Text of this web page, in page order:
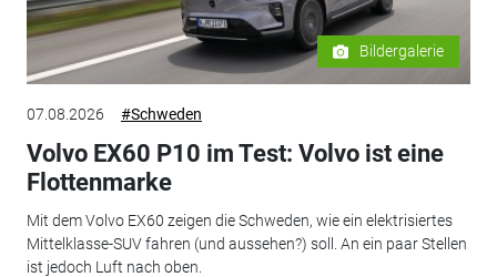
Bildergalerie
07.08.2026 #Schweden
Volvo EX60 P10 im Test: Volvo ist eine
Flottenmarke
Mit dem Volvo EX60 zeigen die Schweden, wie ein elektrisiertes
Mittelklasse-SUV fahren (und aussehen?) soll. An ein paar Stellen
ist jedoch Luft nach oben.